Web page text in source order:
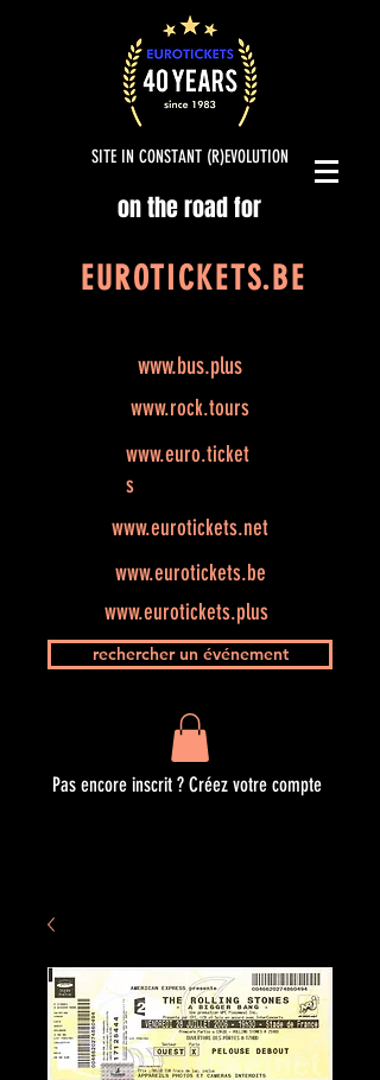
SITE IN CONSTANT (R)EVOLUTION
on the road for
EUROTICKETS.BE
www.bus.plus
www.rock.tours
www.euro.ticket
s
www.eurotickets.net
www.eurotickets.be
www.eurotickets.plus
rechercher un événement
Pas encore inscrit ? Créez votre compte